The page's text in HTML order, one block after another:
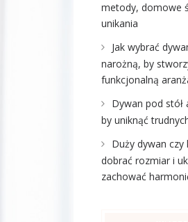
metody, domowe
unikania
Jak wybrać
narożną, by
funkcjonalną
Dywan pod stół
by uniknąć
Duży dywan
dobrać rozmiar i
zachować